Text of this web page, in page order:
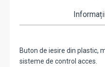
Buton de iesire din plastic,
sisteme de control acces.